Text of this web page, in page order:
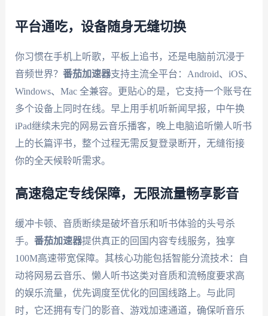
平台通吃，设备随身无缝切换
你习惯在手机上听歌，平板上追书，还是电脑前沉浸于
音频世界？ 番茄加速器支持主流全平台：Android、iOS、
Windows、Mac 全兼容。更贴心的是，它支持一个账号在
多个设备上同时在线。早上用手机听新闻早报，中午换
iPad继续未完的网易云音乐播客，晚上电脑追听懒人听书
上的长篇评书，整个过程无需反复登录断开，无缝衔接
你的全天候聆听需求。
高速稳定专线保障，无限流量畅享影音
缓冲卡顿、音质断续是破坏音乐和听书体验的头号杀
手。 番茄加速器提供真正的回国内容专线服务，独享
100M高速带宽保障。其核心功能包括智能分流技术：自
动将网易云音乐、懒人听书这类对音质和流畅度要求高
的娱乐流量，优先调度至优化的回国线路上。与此同
时，它还拥有专门的影音、游戏加速通道，确保听音乐